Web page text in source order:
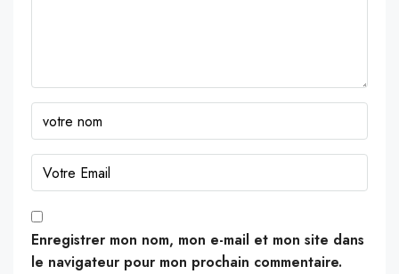
Enregistrer mon nom, mon e-mail et mon site dans
le navigateur pour mon prochain commentaire.